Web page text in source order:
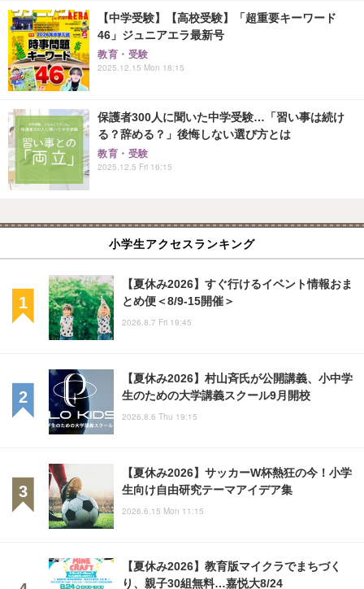
【中学受験】【高校受験】「超重要キーワード
46」ジュニアエラ最新号
教育・受験
2025.12.15 Mon 18:15
保護者300人に聞いた中学受験…「習い事は続け
る？辞める？」後悔しない選び方とは
教育・受験
2025.12.5 Fri 16:15
小学生アクセスランキング
【夏休み2026】すぐ行けるイベント情報おま
とめ便＜8/9-15開催＞
2026.8.7 Fri 19:45
【夏休み2026】村山斉氏が公開講義、小中学
生のための大学講義スクール9月開校
2026.8.6 Thu 19:15
【夏休み2026】サッカーW杯熱狂の今！小学
生向け自由研究テーマアイデア集
2026.6.15 Mon 11:15
【夏休み2026】教育版マイクラでまちづく
り、親子30組無料…嘉悦大8/24